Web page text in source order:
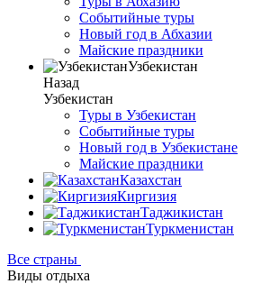
Событийные туры
Новый год в Абхазии
Майские праздники
Узбекистан
Назад
Узбекистан
Туры в Узбекистан
Событийные туры
Новый год в Узбекистане
Майские праздники
Казахстан
Киргизия
Таджикистан
Туркменистан
Все страны
Виды отдыха